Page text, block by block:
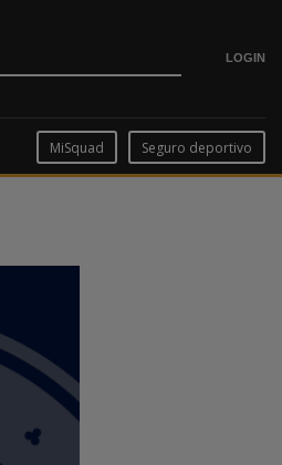
LOGIN
MiSquad Seguro deportivo